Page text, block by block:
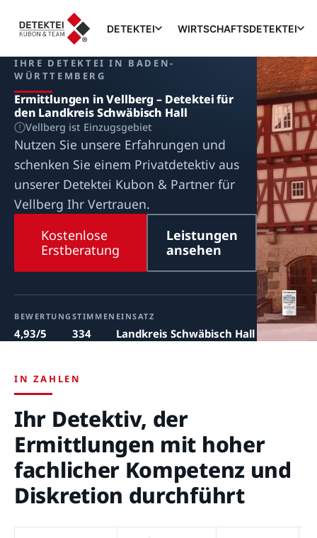
DETEKTEI WIRTSCHAFTSDETEKTEI
IHRE DETEKTEI IN BADEN-
WÜRTTEMBERG
Ermittlungen in Vellberg – Detektei für
den Landkreis Schwäbisch Hall
Vellberg ist Einzugsgebiet
Nutzen Sie unsere Erfahrungen und
schenken Sie einem Privatdetektiv aus
unserer Detektei Kubon & Partner für
Vellberg Ihr Vertrauen.
Kostenlose
Erstberatung
Leistungen
ansehen
BEWERTUNG
4,93/5
STIMMEN
334
EINSATZ
Landkreis Schwäbisch Hall
IN ZAHLEN
Ihr Detektiv, der
Ermittlungen mit hoher
fachlicher Kompetenz und
Diskretion durchführt